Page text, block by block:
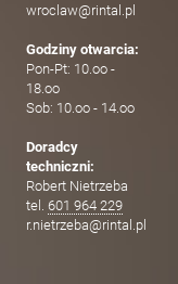
wroclaw@rintal.pl
Godziny otwarcia:
Pon-Pt: 10.oo -
18.oo
Sob: 10.oo - 14.oo
Doradcy
techniczni:
Robert Nietrzeba
tel. 601 964 229
r.nietrzeba@rintal.pl